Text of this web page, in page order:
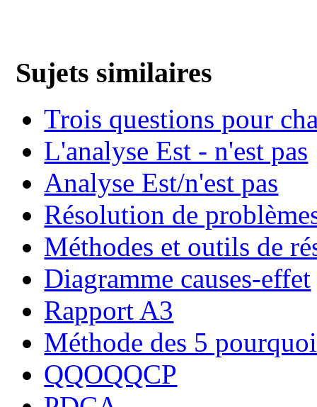
Sujets similaires
Trois questions pour
L'analyse Est - n'est pas
Analyse Est/n'est pas
Résolution de
Méthodes et outils de
Diagramme causes-effet
Rapport A3
Méthode des 5
QQOQQCP